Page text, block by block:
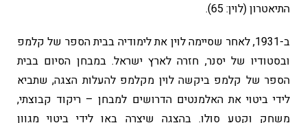
התיאטרון (לוין: 65).
ב-1931, לאחר שסיימה לוין את לימודיה בבית הספר של קלמפ
ובסטודיו של יסנר, חזרה לארץ ישראל. במבחן הסיום בבית
הספר של קלמפ ביקשה לוין מקלמפ להעלות הצגה, שתביא
לידי ביטוי את האלמנטים הדרושים למבחן – ריקוד קבוצתי,
משחק וקטע סולו. בהצגה שיצרה באו לידי ביטוי מגוון